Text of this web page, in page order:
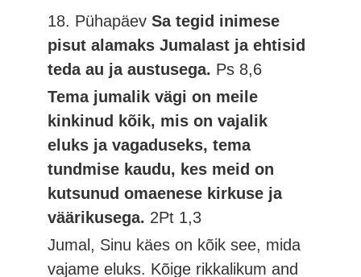
18. PühapäevSa tegid inimese
pisut alamaks Jumalast ja ehtisid
teda au ja austusega. Ps 8,6
Tema jumalik vägi on meile
kinkinud kõik, mis on vajalik
eluks ja vagaduseks, tema
tundmise kaudu, kes meid on
kutsunud omaenese kirkuse ja
väärikusega. 2Pt 1,3
Jumal, Sinu käes on kõik see, mida
vajame eluks. Kõige rikkalikum and